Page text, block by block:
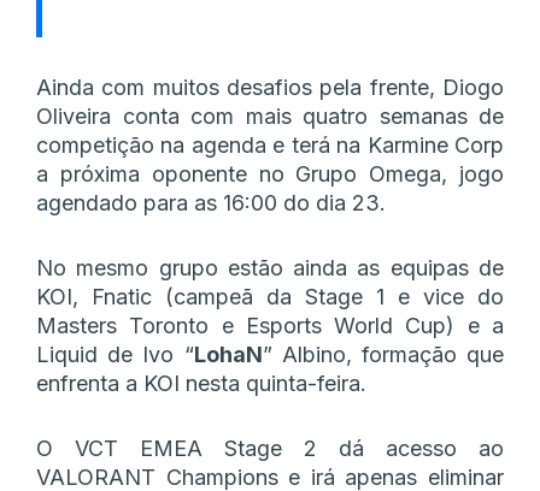
Ainda com muitos desafios pela frente, Diogo
Oliveira conta com mais quatro semanas de
competição na agenda e terá na Karmine Corp
a próxima oponente no Grupo Omega, jogo
agendado para as 16:00 do dia 23.
No mesmo grupo estão ainda as equipas de
KOI, Fnatic (campeã da Stage 1 e vice do
Masters Toronto e Esports World Cup) e a
Liquid de Ivo “LohaN” Albino, formação que
enfrenta a KOI nesta quinta-feira.
O VCT EMEA Stage 2 dá acesso ao
VALORANT Champions e irá apenas eliminar